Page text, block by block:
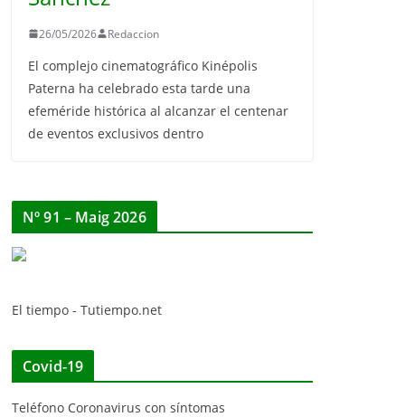
26/05/2026 Redaccion
El complejo cinematográfico Kinépolis
Paterna ha celebrado esta tarde una
efeméride histórica al alcanzar el centenar
de eventos exclusivos dentro
Nº 91 – Maig 2026
El tiempo - Tutiempo.net
Covid-19
Teléfono Coronavirus con síntomas